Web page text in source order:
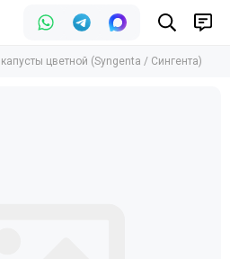
цветной (Syngenta / Сингента)